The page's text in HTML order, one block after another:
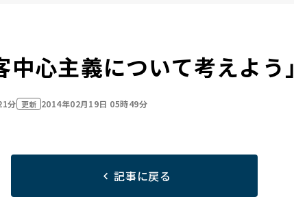
中心主義について考えよう」
分 更新 2014年02月19日 05時49分
記事に戻る